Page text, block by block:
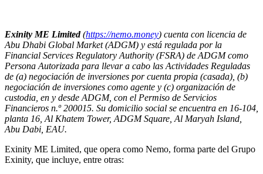
Exinity ME Limited(https://nemo.money) cuenta con licencia de
Abu Dhabi Global Market (ADGM) y está regulada por la
Financial Services Regulatory Authority (FSRA) de ADGM como
Persona Autorizada para llevar a cabo las Actividades Reguladas
de (a) negociación de inversiones por cuenta propia (casada), (b)
negociación de inversiones como agente y (c) organización de
custodia, en y desde ADGM, con el Permiso de Servicios
Financieros n.º 200015. Su domicilio social se encuentra en 16-104,
planta 16, Al Khatem Tower, ADGM Square, Al Maryah Island,
Abu Dabi, EAU.
Exinity ME Limited, que opera como Nemo, forma parte del Grupo
Exinity, que incluye, entre otras: